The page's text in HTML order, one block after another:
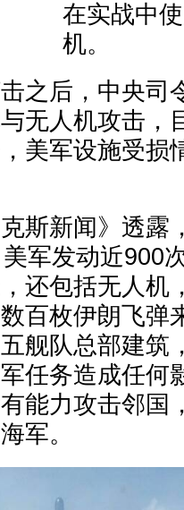
在实战中
机。
之后，中央司
无人机攻击，
美军设施受损
斯新闻》透露
军发动近900
还包括无人机
百枚伊朗飞弹
舰队总部建筑
任务造成任何
能力攻击邻国
军。